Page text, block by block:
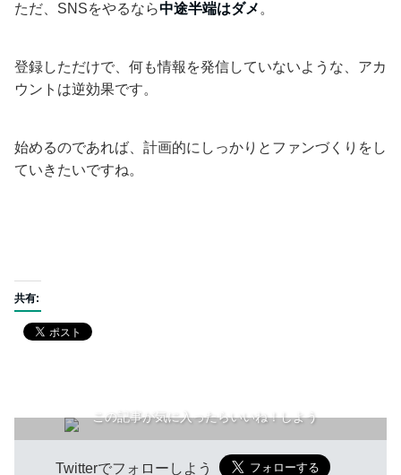
ただ、SNSをやるなら中途半端はダメ。
登録しただけで、何も情報を発信していないような、アカ
ウントは逆効果です。
始めるのであれば、計画的にしっかりとファンづくりをし
ていきたいですね。
共有:
この記事が気に入ったらいいね！しよう
Twitterでフォローしよう